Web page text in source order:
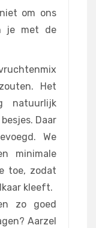
om ons
je met de
Het
natuurlijk
Daar
We
minimale
toe, zodat
kleeft.
zo goed
Aarzel